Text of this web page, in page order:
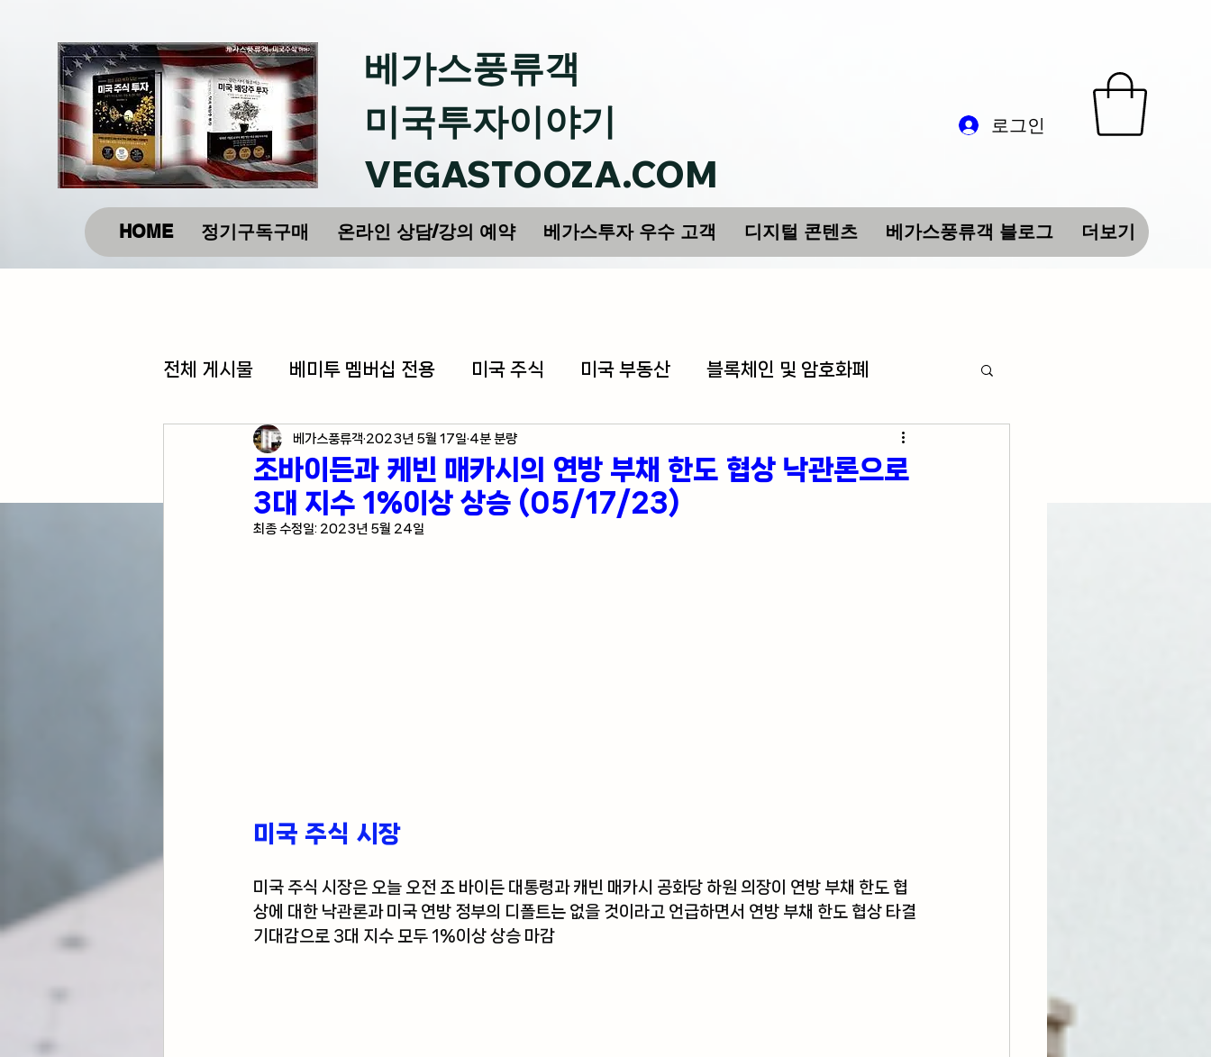
베가스풍류객
미국투자이야기
VEGASTOOZA.COM
로그인
HOME 정기구독구매 온라인 상담/강의 예약 베가스투자 우수 고객 디지털 콘텐츠 베가스풍류객 블로그 더보기
전체 게시물 베미투 멤버십 전용 미국 주식 미국 부동산 블록체인 및 암호화폐
각종 자산 투자 미국 경제 지표 미국 주식 입문 초간단 요리 레시피
미국 여행 정보 전업투자자의 혼잣말
조바이든과 케빈 매카시의 연방 부채 한도 협상 낙관론으로
3대 지수 1%이상 상승 (05/17/23)
베가스풍류객 2023년 5월 17일 4분 분량
최종 수정일: 2023년 5월 24일
미국 주식 시장
미국 주식 시장은 오늘 오전 조 바이든 대통령과 캐빈 매카시 공화당 하원 의장이 연방 부채 한도 협
상에 대한 낙관론과 미국 연방 정부의 디폴트는 없을 것이라고 언급하면서 연방 부채 한도 협상 타결
기대감으로 3대 지수 모두 1%이상 상승 마감